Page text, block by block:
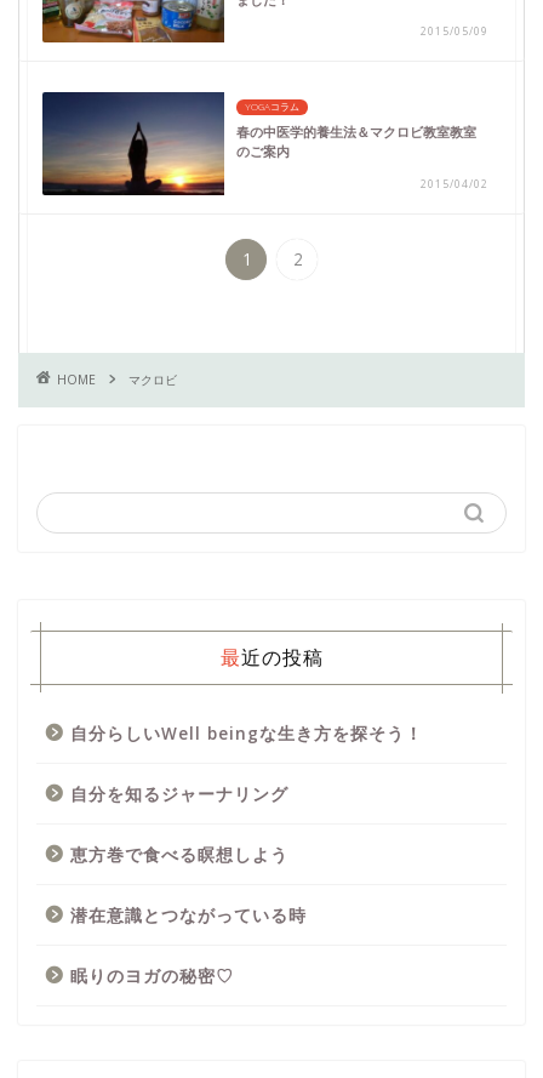
2015/05/09
YOGAコラム
春の中医学的養生法＆マクロビ教室教室
のご案内
2015/04/02
1 2
HOME マクロビ
最近の投稿
自分らしいWell beingな生き方を探そう！
自分を知るジャーナリング
恵方巻で食べる瞑想しよう
潜在意識とつながっている時
眠りのヨガの秘密♡